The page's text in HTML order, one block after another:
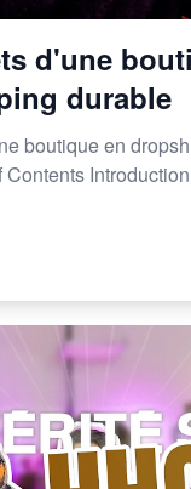
d'une
durable
boutique en
Contents